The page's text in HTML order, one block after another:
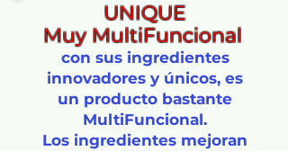
UNIQUE
Muy MultiFuncional
con sus ingredientes
innovadores y únicos, es
un producto bastante
MultiFuncional.
Los ingredientes mejoran